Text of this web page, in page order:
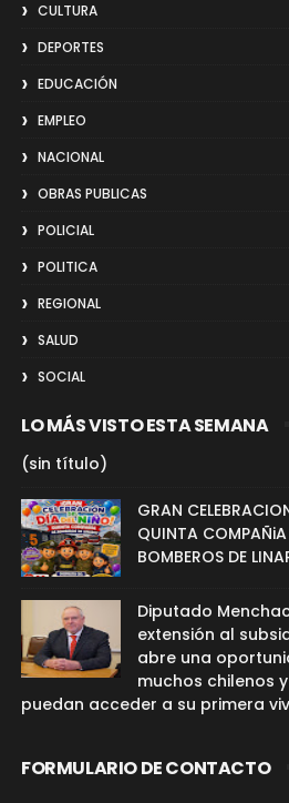
CULTURA
DEPORTES
EDUCACIÓN
EMPLEO
NACIONAL
OBRAS PUBLICAS
POLICIAL
POLITICA
REGIONAL
SALUD
SOCIAL
LO MÁS VISTO ESTA SEMANA
(sin título)
GRAN
QUINTA COMPAÑiA
BOMBEROS DE
Diputado
extensión al
abre una
muchos chilenos
puedan acceder a su primera
FORMULARIO DE CONTACTO